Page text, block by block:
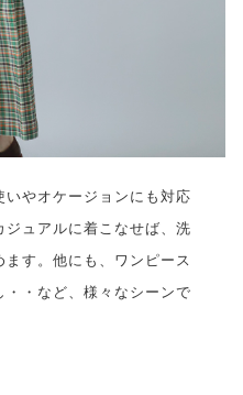
やオケージョンにも対応
ュアルに着こなせば、洗
す。他にも、ワンピース
・など、様々なシーンで